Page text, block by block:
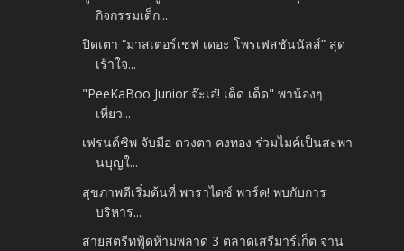
กิจกรรมเด็ก...
ปิดเตา “มาสเตอร์เชฟ เดอะ โพรเฟสชันนัลส์” สุด
เร้าใจ...
"PeeKaBoo Junior จ๊ะเอ๋! เด็ด เด็ด" พาน้องๆ
เที่ยว...
เฟรนด์ชิพ จับมือ ดวงตา คงทอง ร่วมไมค์เป็นสะพา
นบุญใ...
สุขภาพดีเริ่มต้นที่ พาราไดซ์ พาร์ค! พบกับการ
บริหาร...
สายสตรีทฟู้ดห้ามพลาด 3 ตลาดเสรีมาร์เก็ต จาน